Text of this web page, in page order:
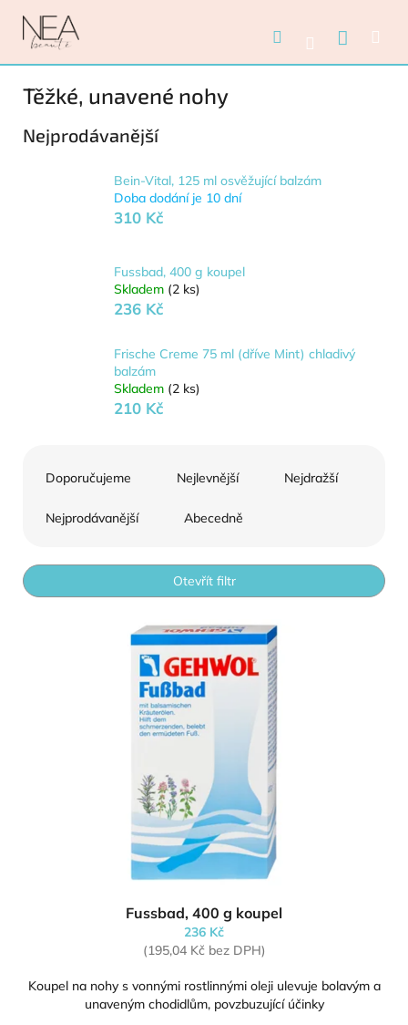
HledatPřihlášení
Těžké, unavené nohy
Nejprodávanější
Bein-Vital, 125 ml osvěžující balzám
Doba dodání je 10 dní
310 Kč
Fussbad, 400 g koupel
Skladem (2 ks)
236 Kč
Frische Creme 75 ml (dříve Mint) chladivý
balzám
Skladem (2 ks)
210 Kč
Doporučujeme Nejlevnější Nejdražší
Nejprodávanější Abecedně
Otevřít filtr
Výpis produktů
Fussbad, 400 g koupel
236 Kč
(195,04 Kč bez DPH)
Koupel na nohy s vonnými rostlinnými oleji ulevuje bolavým a
unaveným chodidlům, povzbuzující účinky